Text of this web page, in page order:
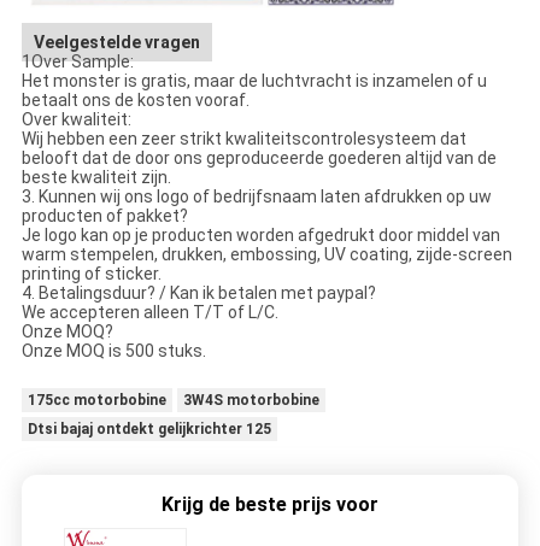
Veelgestelde vragen
1Over Sample:
Het monster is gratis, maar de luchtvracht is inzamelen of u
betaalt ons de kosten vooraf.
Over kwaliteit:
Wij hebben een zeer strikt kwaliteitscontrolesysteem dat
belooft dat de door ons geproduceerde goederen altijd van de
beste kwaliteit zijn.
3. Kunnen wij ons logo of bedrijfsnaam laten afdrukken op uw
producten of pakket?
Je logo kan op je producten worden afgedrukt door middel van
warm stempelen, drukken, embossing, UV coating, zijde-screen
printing of sticker.
4. Betalingsduur? / Kan ik betalen met paypal?
We accepteren alleen T/T of L/C.
Onze MOQ?
Onze MOQ is 500 stuks.
175cc motorbobine
3W4S motorbobine
Dtsi bajaj ontdekt gelijkrichter 125
Krijg de beste prijs voor